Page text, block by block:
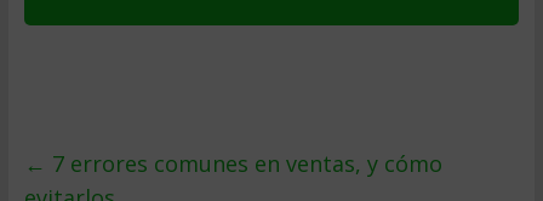
← 7 errores comunes en ventas, y cómo